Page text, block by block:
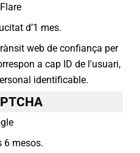
d’1 mes.
web de confiança per
a cap ID de l'usuari,
identificable.
6 mesos.